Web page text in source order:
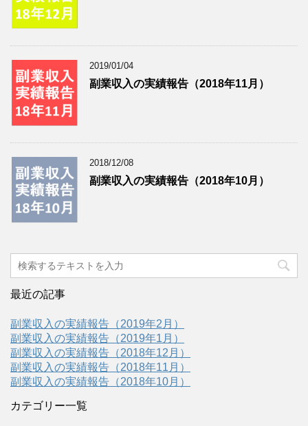
2019/01/04
副業収入の実績報告（2018年11月）
2018/12/08
副業収入の実績報告（2018年10月）
最近の記事
副業収入の実績報告（2019年2月）
副業収入の実績報告（2019年1月）
副業収入の実績報告（2018年12月）
副業収入の実績報告（2018年11月）
副業収入の実績報告（2018年10月）
カテゴリー一覧